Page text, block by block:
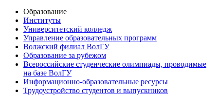
Образование
Институты
Университетский колледж
Управление образовательных программ
Волжский филиал ВолГУ
Образование за рубежом
Всероссийские студенческие олимпиады, проводимые
на базе ВолГУ
Информационно-образовательные ресурсы
Трудоустройство студентов и выпускников